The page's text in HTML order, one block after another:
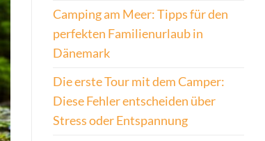
Camping am Meer: Tipps für den
perfekten Familienurlaub in
Dänemark
Die erste Tour mit dem Camper:
Diese Fehler entscheiden über
Stress oder Entspannung